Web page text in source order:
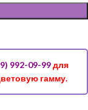
992-09-99для
гамму.